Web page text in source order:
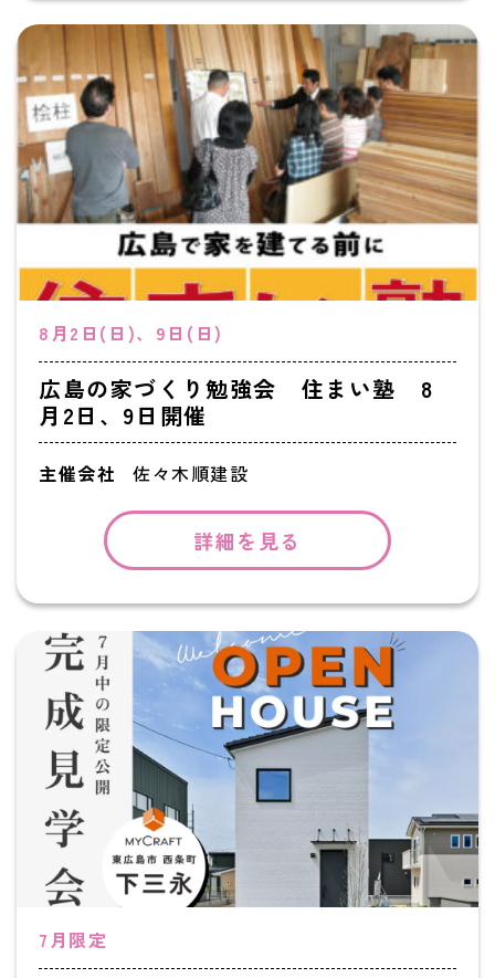
8月2日(日)、9日(日)
広島の家づくり勉強会 住まい塾 8
月2日、9日開催
主催会社 佐々木順建設
詳細を見る
7月限定